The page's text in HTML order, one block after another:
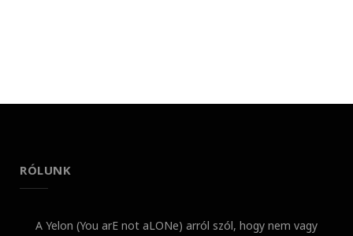
RÓLUNK
A Yelon (You arE not aLONe) arról szól, hogy nem vagy